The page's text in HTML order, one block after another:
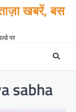
खबरें, बस
पर
sabha